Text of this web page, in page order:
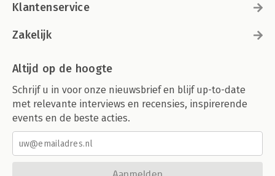
Klantenservice
Zakelijk
Altijd op de hoogte
Schrijf u in voor onze nieuwsbrief en blijf up-to-date
met relevante interviews en recensies, inspirerende
events en de beste acties.